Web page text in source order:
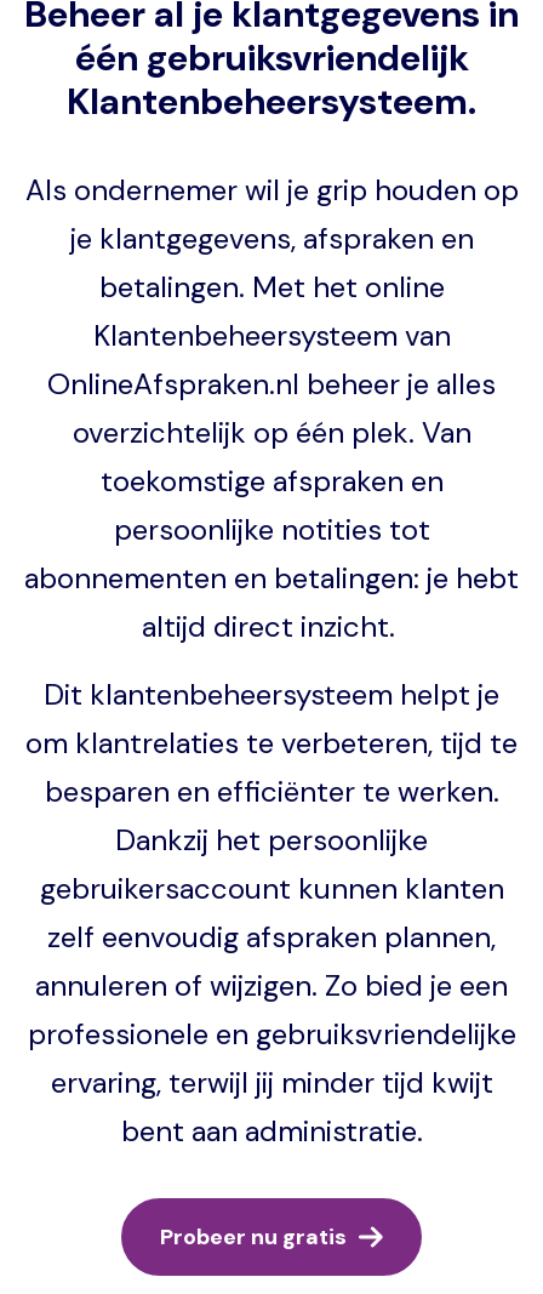
Beheer al je klantgegevens in
één gebruiksvriendelijk
Klantenbeheersysteem.
Als ondernemer wil je grip houden op
je klantgegevens, afspraken en
betalingen. Met het online
Klantenbeheersysteem van
OnlineAfspraken.nl beheer je alles
overzichtelijk op één plek. Van
toekomstige afspraken en
persoonlijke notities tot
abonnementen en betalingen: je hebt
altijd direct inzicht.
Dit klantenbeheersysteem helpt je
om klantrelaties te verbeteren, tijd te
besparen en efficiënter te werken.
Dankzij het persoonlijke
gebruikersaccount kunnen klanten
zelf eenvoudig afspraken plannen,
annuleren of wijzigen. Zo bied je een
professionele en gebruiksvriendelijke
ervaring, terwijl jij minder tijd kwijt
bent aan administratie.
Probeer nu gratis